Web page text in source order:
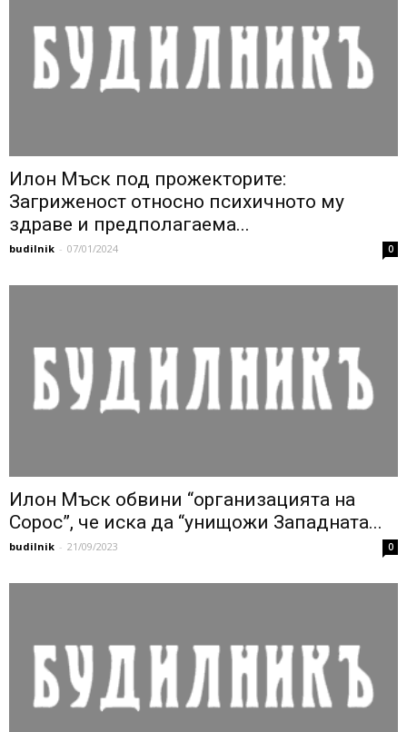
Илон Мъск под прожекторите:
Загриженост относно психичното му
здраве и предполагаема...
budilnik - 07/01/2024 0
Илон Мъск обвини “организацията на
Сорос”, че иска да “унищожи Западната...
budilnik - 21/09/2023 0